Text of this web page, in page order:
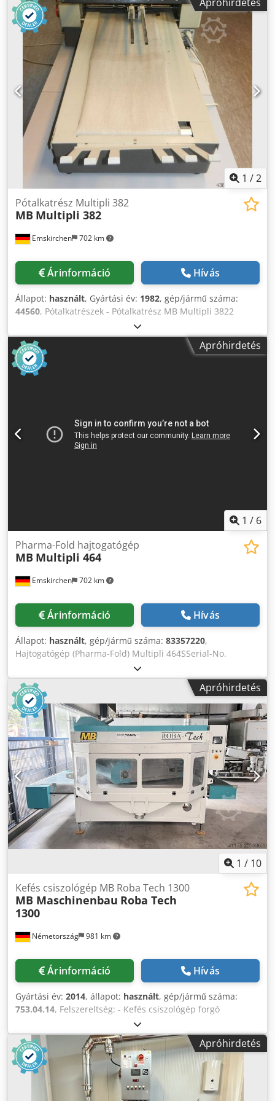
rendelkezésre áll - megtekinthető Raktáron Emskirchen /
Nürnberg - Lehet tesztelni
1 /2
Emskirchen 702 km
Pótalkatrész Multipli 382
MB Multipli 382
Árinformáció Hívás
Állapot: használt, Gyártási év: 1982, gép/jármű száma:
44560, Pótalkatrészek - Pótalkatrész MB Multipli 3822
hajtókarok MB 382 számára Dksdpfoh Ax Dcox Aqlsr
Szalagszállítás az MB 382-hez Online-videó-ellenőrzés
Skype-videóval Nagyon örülnénk látogatásának - további
gépek raktáron Azonnal rendelkezésre áll - megtekinthető
Raktáron Emskirchen / Nürnberg - Lehet vizsgálni
Apróhirdetés
1 / 6
Emskirchen 702 km
Pharma-Fold hajtogatógép
MB Multipli 464
Árinformáció Hívás
Állapot: használt, gép/jármű száma: 83357220,
Hajtogatógép (Pharma-Fold) Multipli 464SSerial-No.
83357220 Non-Stop adagoló / Non-Stop adagoló adagoló
mérete min. 10x10cm - max. 45,5x63cm Teljesítmény max.
220m/perc Papírsúly / Papír súlya 40-200g/m2 Djdpfjrl
Rdqjx Aqlskr 4 Taschen 4 Bogenweichen / 4 csatok 4
terelőlapok 1 Kompresszor / 1 kompresszor
Áramlatszállítás Online-videó-ellenőrzés Skype-videóval
Nagyon örülnénk látogatásának - további gépek raktáron
Azonnal rendelkezésre áll - megtekinthető Raktáron
Emskirchen / Nürnberg - Vizsgálható
Apróhirdetés
1 / 10
Németország 981 km
Kefés csiszológép MB Roba Tech 1300
MB Maschinenbau Roba Tech
1300
Árinformáció Hívás
Gyártási év: 2014, állapot: használt, gép/jármű száma:
753.04.14, Felszereltség: - Kefés csiszológép forgó
csiszolókefés szíjjal - Motoros magasságállítású
csiszolóegység, állítási tartománya kb. 0 - 80 mm,
szabadon programozható a gépvezérlésen keresztül. -
Kezelőoldal az áthaladási irány szerint jobb oldalon - Forgó
kefekészlet: 174 db szegmenskefe, hossza 1.300 mm. A
szegmensek könnyen cserélhetők, oldalról becsúsztathatók
Apróhirdetés